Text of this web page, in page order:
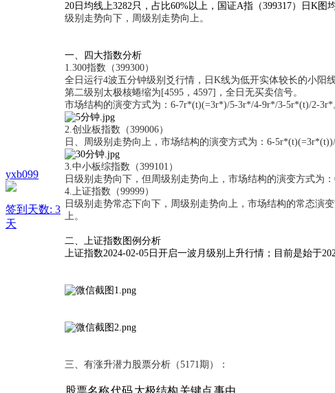
yxb099
签到天数: 3
天
20日均线上3282只，占比60%以上，国证A指（399317）日K
级别走势向下，周级别走势向上。
一、四大指数分析
1.300指数（399300）
全日运行4波五分钟级别爻行情，日K线为低开实体较长的小阳
第二级别太极核蜷缩为[4595，4597]，全日无买卖信号。
市场结构的演变方式为： 6-7r*(t)(=3r*)/5-3r*/4-9r*/3-5r*(t)/2-3r*
2.创业板指数（399006）
日、周级别走势向上，市场结构的演变方式为：6-
3.中小板综指数（399101）
日级别走势向下，但周级别走势向上，市场结构的演变方式为
4.上证指数（99999）
日级别走势常态下向下，周级别走势向上，市场结构的常态演
上。
二、上证指数图例分析
上证指数2024-02-05日开启一波月级别上升行情；目前是始于
三、有涨升潜力股票分析（5171期）：
股票名称代码太极结构 关键点事由